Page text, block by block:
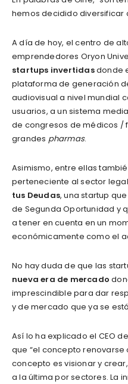
hemos decidido diversificar
A día de hoy, el centro de
emprendedores Oryon
startups invertidasdonde
plataforma de generación
audiovisual a nivel mundial
usuarios, a un sistema
de congresos de médicos /
grandes pharmas.
Asimismo, entre ellas
perteneciente al sector
tus Deudas, una startup
de Segunda Oportunidad y
a tener en cuenta en un
económicamente como el
No hay duda de que las
nueva era de mercado
imprescindible para dar
y de mercado que ya se
Así lo ha explicado el CEO de
que “el concepto renovarse
concepto es visionar y
a la última por sectores. La